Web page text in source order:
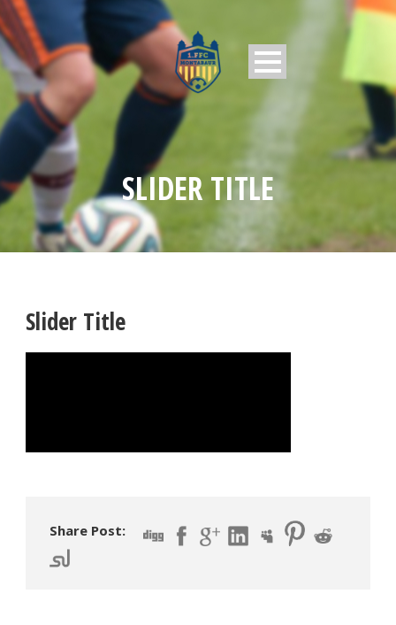
SLIDER TITLE
Slider Title
Share Post: